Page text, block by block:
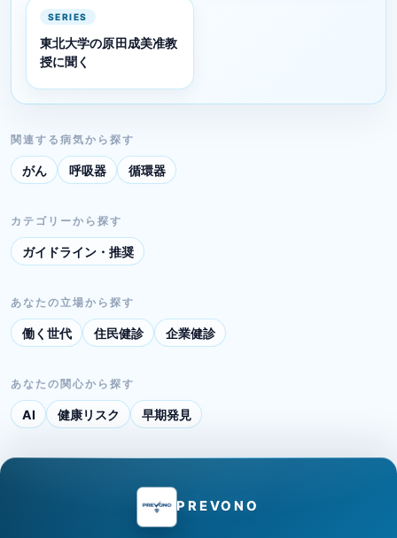
SERIES
東北大学の原田成美准教
授に聞く
関連する病気から探す
がん 呼吸器 循環器
カテゴリーから探す
ガイドライン・推奨
あなたの立場から探す
働く世代 住民健診 企業健診
あなたの関心から探す
AI 健康リスク 早期発見
PREVONO